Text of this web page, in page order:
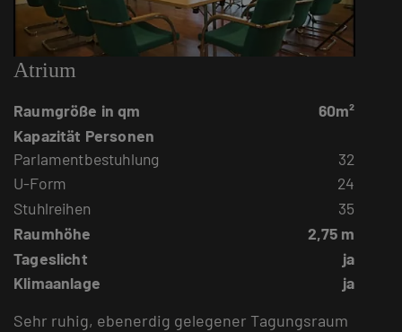
Atrium
Raumgröße in qm
60m²
Kapazität Personen
Parlamentbestuhlung
32
U-Form
24
Stuhlreihen
35
Raumhöhe
2,75 m
Tageslicht
ja
Klimaanlage
ja
Sehr ruhig, ebenerdig gelegener Tagungsraum